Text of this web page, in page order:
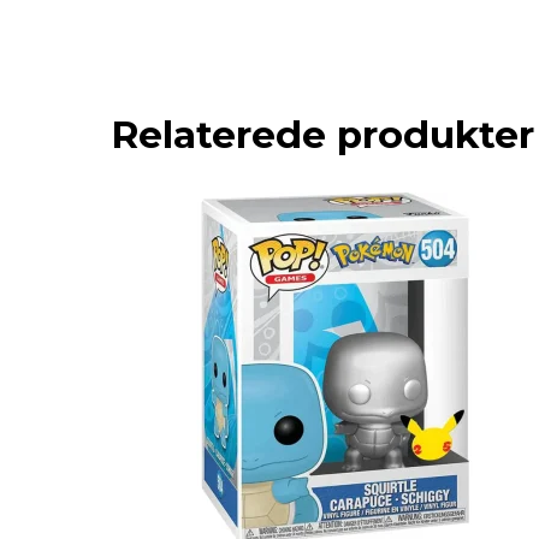
Relaterede produkter